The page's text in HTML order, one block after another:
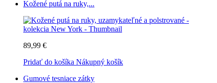
Kožené putá na ruky,...
89,99 €
Pridať do košíka Nákupný košík
Gumové tesniace zátky